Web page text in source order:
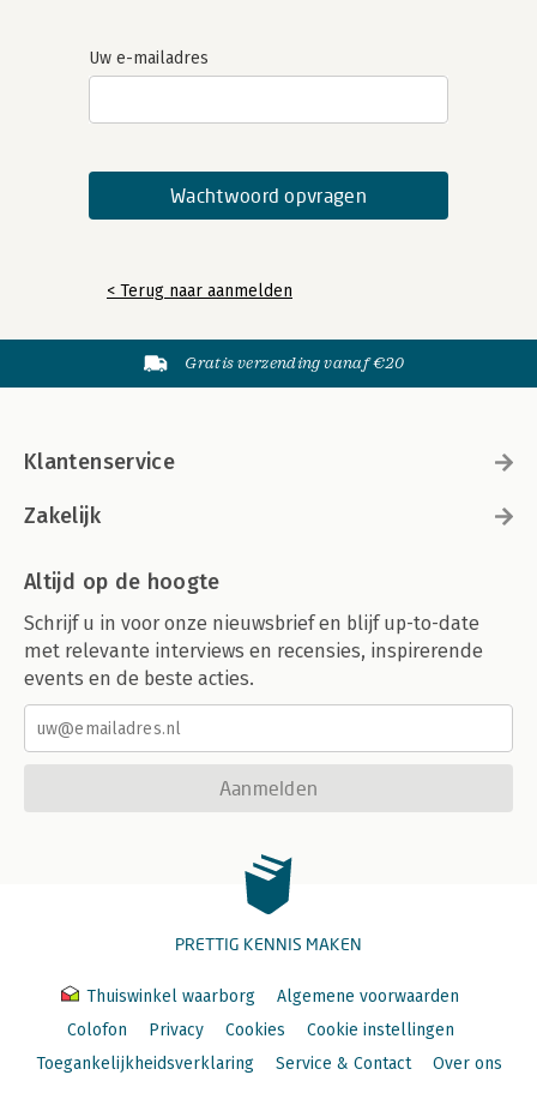
Uw e-mailadres
< Terug naar aanmelden
Gratis verzending vanaf €20
Klantenservice
Zakelijk
Altijd op de hoogte
Schrijf u in voor onze nieuwsbrief en blijf up-to-date
met relevante interviews en recensies, inspirerende
events en de beste acties.
Aanmelden
PRETTIG KENNIS MAKEN
Thuiswinkel waarborg
Algemene voorwaarden
Colofon
Privacy Cookies
Cookie instellingen
Toegankelijkheidsverklaring
Service & Contact Over ons